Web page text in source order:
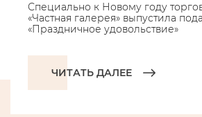
Специально к Новому году
«Частная галерея» выпустила
«Праздничное удовольствие»
ЧИТАТЬ ДАЛЕЕ